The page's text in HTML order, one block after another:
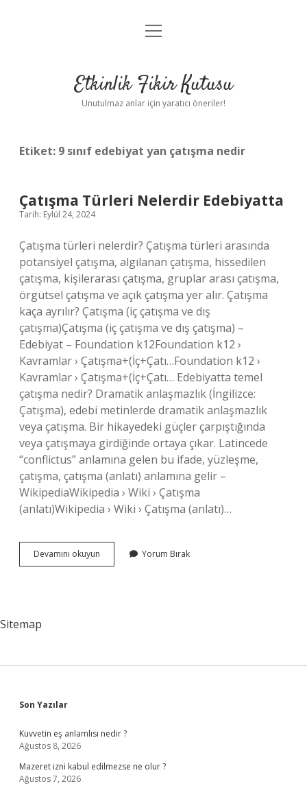
Anasayfa
Yasal Uyarı
menüyü
Etkinlik Fikir Kutusu
Unutulmaz anlar için yaratıcı öneriler!
Etiket: 9 sınıf edebiyat yan çatışma nedir
Çatışma Türleri Nelerdir Edebiyatta
Tarih: Eylül 24, 2024
Çatışma türleri nelerdir? Çatışma türleri arasında
potansiyel çatışma, algılanan çatışma, hissedilen
çatışma, kişilerarası çatışma, gruplar arası çatışma,
örgütsel çatışma ve açık çatışma yer alır. Çatışma
kaça ayrılır? Çatışma (iç çatışma ve dış
çatışma)Çatışma (iç çatışma ve dış çatışma) –
Edebiyat – Foundation k12Foundation k12 ›
Kavramlar › Çatışma+(İç+Çatı…Foundation k12 ›
Kavramlar › Çatışma+(İç+Çatı… Edebiyatta temel
çatışma nedir? Dramatik anlaşmazlık (İngilizce:
Çatışma), edebi metinlerde dramatik anlaşmazlık
veya çatışma. Bir hikayedeki güçler çarpıştığında
veya çatışmaya girdiğinde ortaya çıkar. Latincede
“conflictus” anlamına gelen bu ifade, yüzleşme,
çatışma, çatışma (anlatı) anlamına gelir –
WikipediaWikipedia › Wiki › Çatışma
(anlatı)Wikipedia › Wiki › Çatışma (anlatı)…
Devamını okuyun Çatışma
Türleri
Yorum Bırak
Sitemap
Sidebar
Son Yazılar
Kuvvetin eş anlamlısı nedir ?
Ağustos 8, 2026
Mazeret izni kabul edilmezse ne olur ?
Ağustos 7, 2026